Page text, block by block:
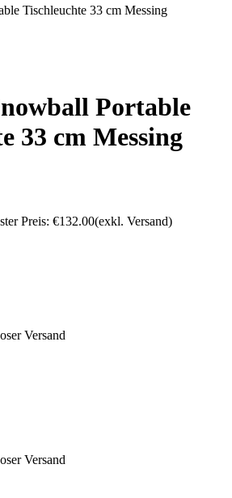
Tischleuchte 33 cm Messing
Portable
33 cm Messing
Preis: €132.00(exkl. Versand)
Versand
Versand